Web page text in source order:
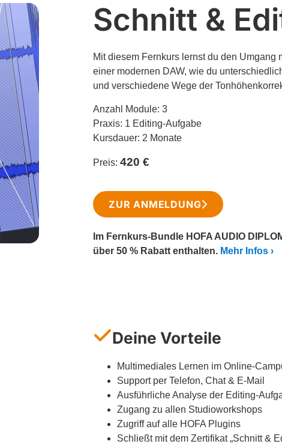
Schnitt &
Mit diesem Fernkurs lernst du den Umgang
einer modernen DAW, wie du
und verschiedene Wege der
Anzahl Module: 3
Praxis: 1 Editing-Aufgabe
Kursdauer: 2 Monate
Preis: 420 €
ZUR ANMELDUNG
Im Fernkurs-Bundle HOFA AUDIO
über 50 % Rabatt enthalten. Mehr Infos
Deine Vorteile
Multimediales Lernen im Online-
Support per Telefon, Chat & E-Mail
Ausführliche Analyse der Editing-
Zugang zu allen Studioworkshops
Zugriff auf alle HOFA Plugins
Schließt mit dem Zertifikat „Schnitt &